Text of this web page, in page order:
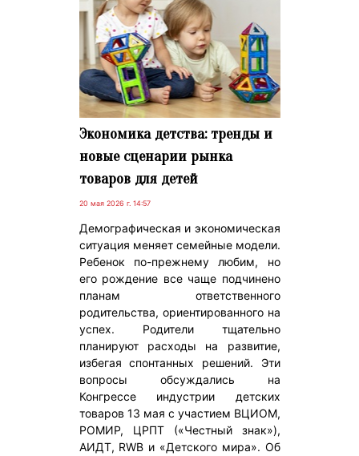
Экономика детства: тренды и
новые сценарии рынка
товаров для детей
20 мая 2026 г. 14:57
Демографическая и экономическая
ситуация меняет семейные модели.
Ребенок по-прежнему любим, но
его рождение все чаще подчинено
планам ответственного
родительства, ориентированного на
успех. Родители тщательно
планируют расходы на развитие,
избегая спонтанных решений. Эти
вопросы обсуждались на
Конгрессе индустрии детских
товаров 13 мая с участием ВЦИОМ,
РОМИР, ЦРПТ («Честный знак»),
АИДТ, RWB и «Детского мира». Об